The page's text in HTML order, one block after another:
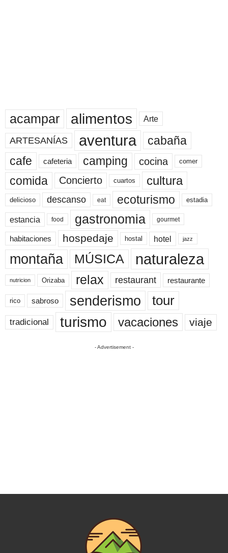
acampar alimentos Arte
ARTESANÍAS aventura
cabaña
cafe
cafeteria camping cocina comer
comida Concierto cuartos cultura
delicioso descanso eat ecoturismo estadia
estancia food gastronomia gourmet
habitaciones hospedaje hostal hotel jazz
montaña MÚSICA naturaleza
nutricion Orizaba relax restaurant restaurante
rico sabroso senderismo tour
tradicional turismo vacaciones viaje
- Advertisement -